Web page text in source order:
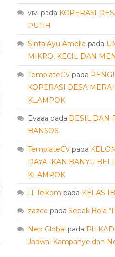
vivi pada KOPERASI
PUTIH
Sinta Ayu Amelia pada
MIKRO, KECIL DAN
TemplateCV pada
KOPERASI DESA
KLAMPOK
Evaaa pada DESIL DAN
BANSOS
TemplateCV pada
DAYA IKAN BANYU
KLAMPOK
IT Telkom pada KELAS
zazco padaSepak Bola
Neo Global pada
Jadwal Kampanye dan